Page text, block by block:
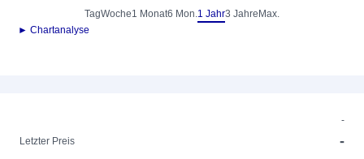
TagWoche1 Monat6 Mon.1 Jahr3 Jahre Max.
► Chartanalyse
-
Letzter Preis
-